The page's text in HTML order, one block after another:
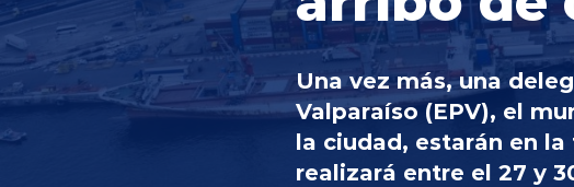
Una vez más, una
Valparaíso (EPV), el
la ciudad, estarán en
realizará entre el 27 y